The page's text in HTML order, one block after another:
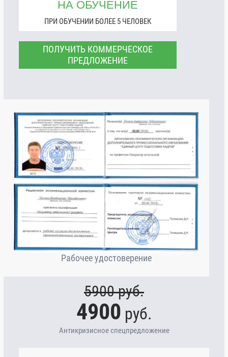
НА ОБУЧЕНИЕ
ПРИ ОБУЧЕНИИ БОЛЕЕ 5 ЧЕЛОВЕК
ПОЛУЧИТЬ КОММЕРЧЕСКОЕ
ПРЕДЛОЖЕНИЕ
Рабочее удостоверение
5900руб.
4900 руб.
Антикризисное спецпредложение